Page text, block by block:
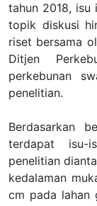
tahun 2018, isu
topik diskusi
riset bersama
Ditjen
perkebunan
penelitian.
Berdasarkan
terdapat isu-
penelitian
kedalaman
cm pada lahan